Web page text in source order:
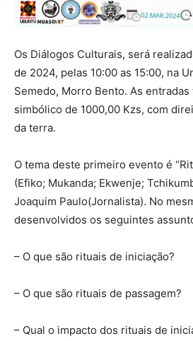
Os Diálogos Culturais, será
de 2024, pelas 10:00 as 15:00, na
Semedo, Morro Bento. As
simbólico de 1000,00 Kzs, com
da terra.
O tema deste primeiro evento é
(Efiko; Mukanda; Ekwenje;
Joaquim Paulo(Jornalista). No
desenvolvidos os seguintes
– O que são rituais de iniciação?
– O que são rituais de passagem?
– Qual o impacto dos rituais de